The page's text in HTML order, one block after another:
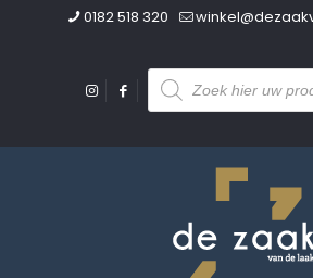
0182 518 320
Producten
zoeken